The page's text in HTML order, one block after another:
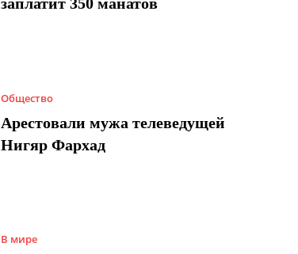
Общество
Арестовали мужа телеведущей
Нигяр Фархад
В мире